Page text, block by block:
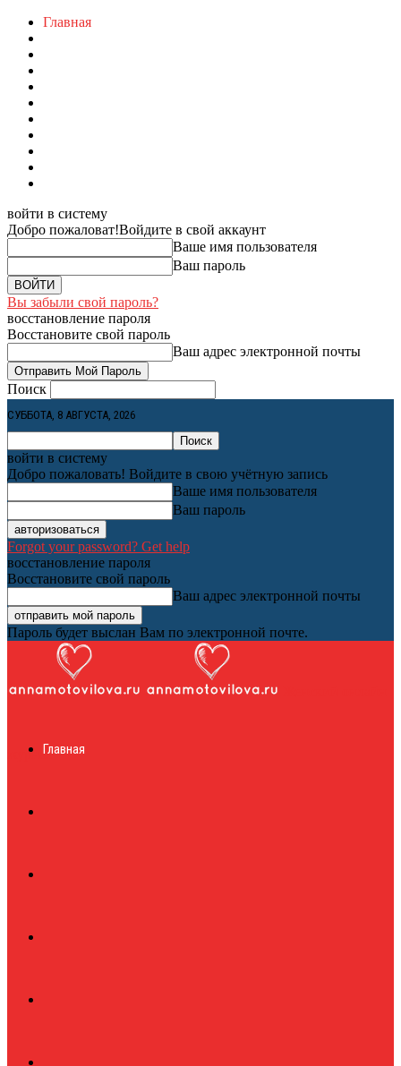
Главная
войти в систему
Добро пожаловат!Войдите в свой аккаунт
Ваше имя пользователя
Ваш пароль
Вы забыли свой пароль?
восстановление пароля
Восстановите свой пароль
Ваш адрес электронной почты
Поиск
СУББОТА, 8 АВГУСТА, 2026
войти в систему
Добро пожаловать! Войдите в свою учётную запись
Ваше имя пользователя
Ваш пароль
Forgot your password? Get help
восстановление пароля
Восстановите свой пароль
Ваш адрес электронной почты
Пароль будет выслан Вам по электронной почте.
журналГлавная